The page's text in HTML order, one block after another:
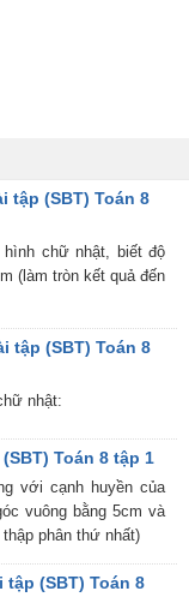
tập (SBT) Toán 8
chữ nhật, biết độ
(làm tròn kết quả đến
tập (SBT) Toán 8
nhật:
Toán 8 tập 1
với cạnh huyền của
vuông bằng 5cm và
phân thứ nhất)
tập (SBT) Toán 8